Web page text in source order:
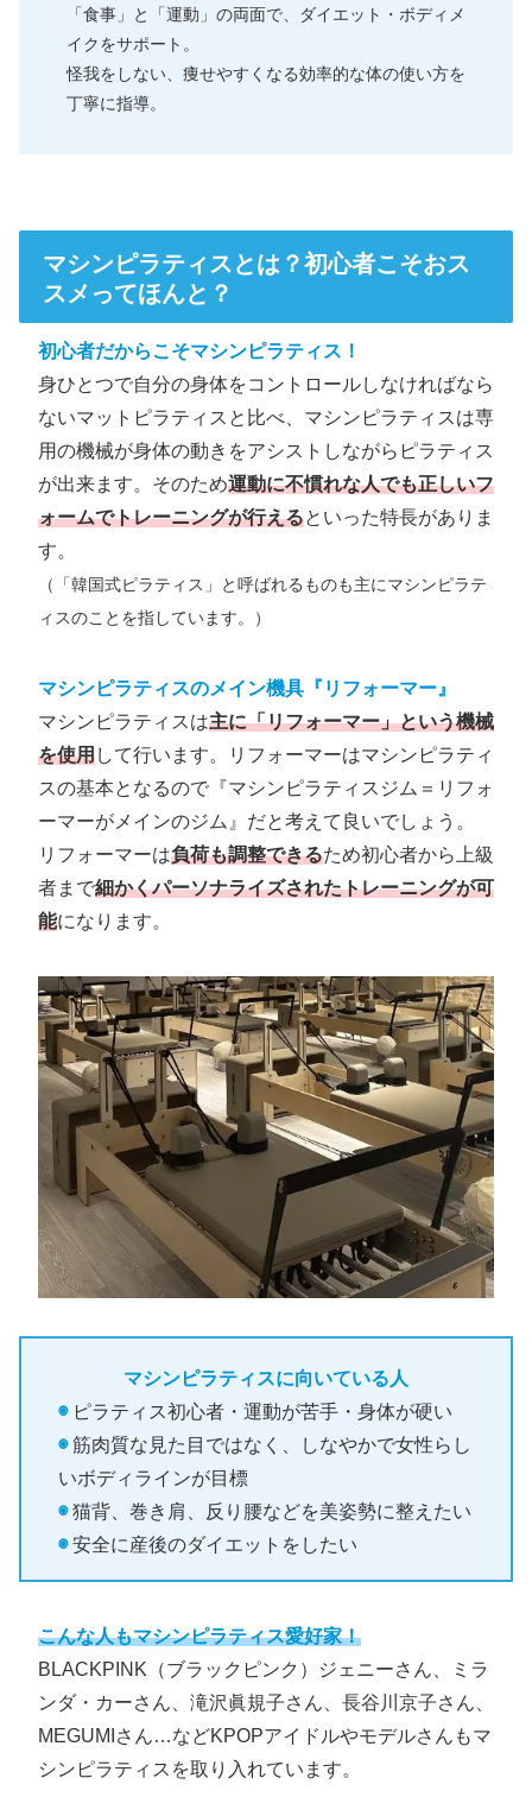
「食事」と「運動」の両面で、ダイエット・ボディメ
イクをサポート。
怪我をしない、痩せやすくなる効率的な体の使い方を
丁寧に指導。
マシンピラティスとは？初心者こそおス
スメってほんと？
初心者だからこそマシンピラティス！
身ひとつで自分の身体をコントロールしなければなら
ないマットピラティスと比べ、マシンピラティスは専
用の機械が身体の動きをアシストしながらピラティス
が出来ます。そのため運動に不慣れな人でも正しいフ
ォームでトレーニングが行えるといった特長がありま
す。
（「韓国式ピラティス」と呼ばれるものも主にマシンピラテ
ィスのことを指しています。）
マシンピラティスのメイン機具『リフォーマー』
マシンピラティスは主に「リフォーマー」という機械
を使用して行います。リフォーマーはマシンピラティ
スの基本となるので『マシンピラティスジム＝リフォ
ーマーがメインのジム』だと考えて良いでしょう。
リフォーマーは負荷も調整できるため初心者から上級
者まで細かくパーソナライズされたトレーニングが可
能になります。
マシンピラティスに向いている人
◉ ピラティス初心者・運動が苦手・身体が硬い
◉筋肉質な見た目ではなく、しなやかで女性らし
いボディラインが目標
◉猫背、巻き肩、反り腰などを美姿勢に整えたい
◉安全に産後のダイエットをしたい
こんな人もマシンピラティス愛好家！
BLACKPINK（ブラックピンク）ジェニーさん、ミラ
ンダ・カーさん、滝沢眞規子さん、長谷川京子さん、
MEGUMIさん…などKPOPアイドルやモデルさんもマ
シンピラティスを取り入れています。